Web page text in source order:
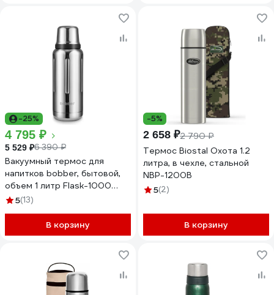
-25%
4 795 ₽
5 529 ₽6 390 ₽
Вакуумный термос для
напитков bobber, бытовой,
объем 1 литр Flask-1000
Glossy
5(13)
В корзину
-5%
2 658 ₽2 790 ₽
Термос Biostal Охота 1.2
литра, в чехле, стальной
NBP-1200B
5(2)
В корзину